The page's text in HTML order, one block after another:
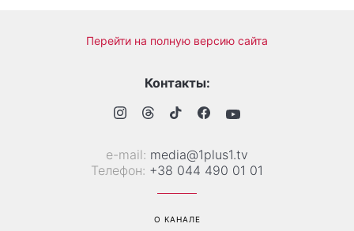
Перейти на полную версию сайта
Контакты:
е-mail: media@1plus1.tv
Телефон: +38 044 490 01 01
О КАНАЛЕ